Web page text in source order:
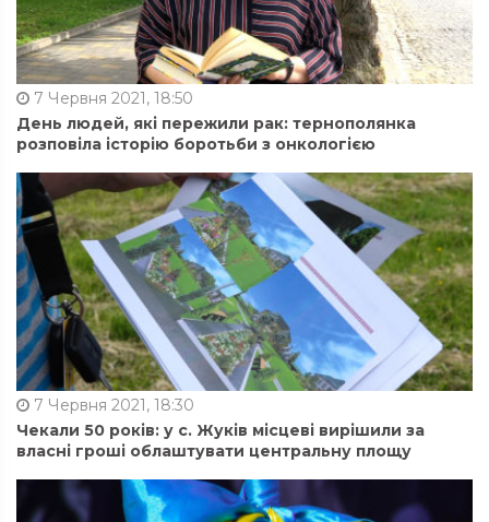
7 Червня 2021, 18:50
День людей, які пережили рак: тернополянка
розповіла історію боротьби з онкологією
7 Червня 2021, 18:30
Чекали 50 років: у с. Жуків місцеві вирішили за
власні гроші облаштувати центральну площу